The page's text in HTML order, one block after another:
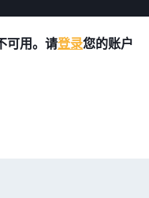
可用。请登录您的账户